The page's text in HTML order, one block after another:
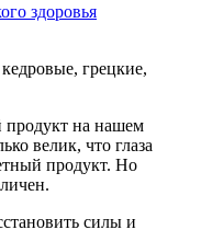
здоровья
продукт на нашем
велик, что глаза
продукт. Но
силы и